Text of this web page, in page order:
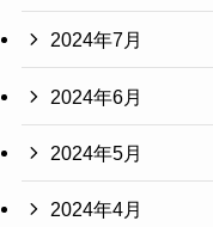
2024年7月
2024年6月
2024年5月
2024年4月